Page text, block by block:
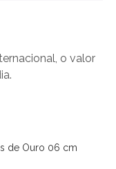
o valor
de Ouro 06 cm